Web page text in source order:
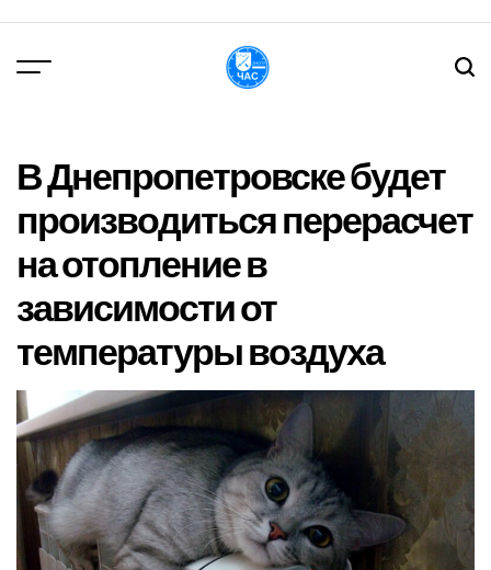
вмісту
В Днепропетровске будет
производиться перерасчет
на отопление в
зависимости от
температуры воздуха